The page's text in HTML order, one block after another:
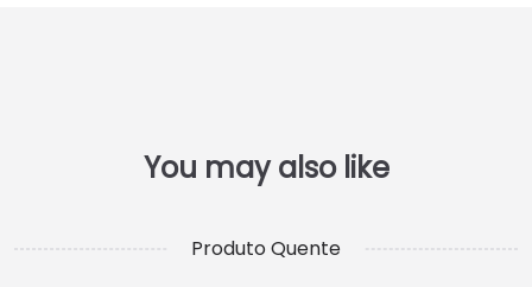
Produto Quente